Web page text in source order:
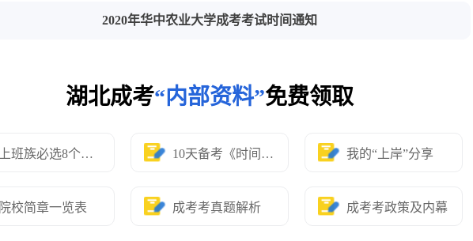
2020年华中农业大学成考考试时间通知
湖北成考“内部资料”免费领取
上班族必选8个专业 10天备考《时间表》 我的“上岸”分享
院校简章一览表 成考考真题解析 成考考政策及内幕